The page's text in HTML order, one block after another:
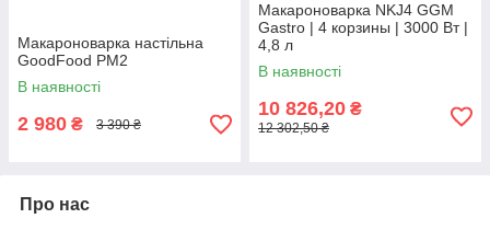
Макароноварка настільна
GoodFood PM2
В наявності
2 980 ₴ 3 390 ₴
Макароноварка NKJ4 GGM
Gastro | 4 корзины | 3000 Вт |
4,8 л
В наявності
10 826,20 ₴
12 302,50 ₴
Про нас